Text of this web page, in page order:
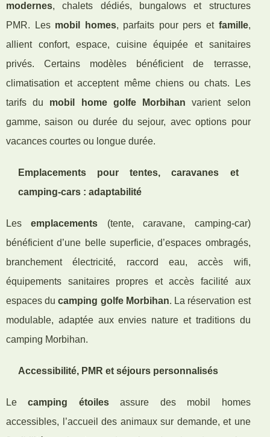
modernes, chalets dédiés, bungalows et structures
PMR. Les mobil homes, parfaits pour pers et famille,
allient confort, espace, cuisine équipée et sanitaires
privés. Certains modèles bénéficient de terrasse,
climatisation et acceptent même chiens ou chats. Les
tarifs du mobil home golfe Morbihan varient selon
gamme, saison ou durée du sejour, avec options pour
vacances courtes ou longue durée.
Emplacements pour tentes, caravanes et
camping-cars : adaptabilité
Lesemplacements (tente, caravane, camping-car)
bénéficient d’une belle superficie, d’espaces ombragés,
branchement électricité, raccord eau, accès wifi,
équipements sanitaires propres et accès facilité aux
espaces ducamping golfe Morbihan. La réservation est
modulable, adaptée aux envies nature et traditions du
camping Morbihan.
Accessibilité, PMR et séjours personnalisés
Lecamping étoilesassure des mobil homes
accessibles, l’accueil des animaux sur demande, et une